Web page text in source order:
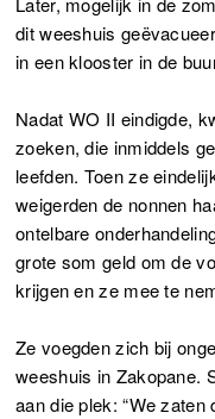
dit weeshuis
in een klooster in de
Nadat WO II eindigde,
zoeken, die inmiddels
leefden. Toen ze
weigerden de nonnen
ontelbare
grote som geld om de
krijgen en ze mee te
Ze voegden zich bij
weeshuis in Zakopane.
aan die plek: “We